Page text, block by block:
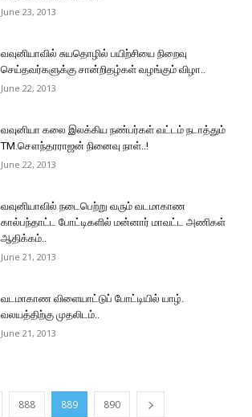
June 23, 2013
வவுனியாவில் சுயதொழில் பயிற்சியை நிறைவு
செய்தவர்களுக்கு சான்றிதழ்கள் வழங்கும் விழா..
June 22, 2013
வவுனியா கலை இலக்கிய நண்பர்கள் வட்டம் நடாத்தும்
TM.சௌந்தரராஜன் நினைவு நாள்..!
June 22, 2013
வவுனியாவில் நடைபெற்று வரும் வடமாகாண
கால்பந்தாட்ட போட்டிகளில் மன்னார் மாவட்ட அணிகள்
ஆதிக்கம்..
June 21, 2013
வடமாகாண விளையாட்டுப் போட்டியில் யாழ்.
வலயத்திற்கு முதலிடம்..
June 21, 2013
888 889 890